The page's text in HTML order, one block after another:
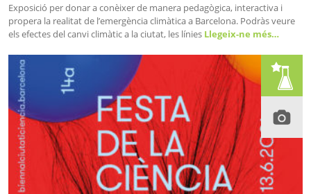
Exposició per donar a conèixer de manera pedagògica, interactiva i
propera la realitat de l’emergència climàtica a Barcelona. Podràs veure
els efectes del canvi climàtic a la ciutat, les línies Llegeix-ne més…